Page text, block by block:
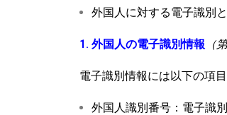
外国人に対する電子識別
1. 外国人の電子識別情報 （
電子識別情報には以下の項
外国人識別番号：電子識